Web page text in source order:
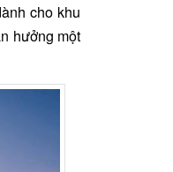
cho khu
hưởng một